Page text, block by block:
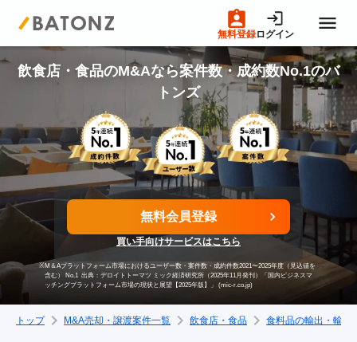
無料登録ログイン
トップページ
M&A案件一覧
売りたい方へ
買いたい方へ
成約事例
M&A専門家の方へ
飲食店・食品のM&Aなら案件数・成約数No.1のバ
トンズ
無料会員登録
買い手向けサービスはこちら
※M＆Aプラットフォーム市場におけるユーザー数・案件数・成約件数2021〜2025年度（見込値を
含む） No.1 出典：デロイトトーマツ ミック経済研究所（2025年11月発刊）「国内ビジネスマ
ッチングプラットフォーム市場の現状と展望【2025年版】」 (mic-r.co.jp)
トップ M&A売却・譲渡案件一覧 飲食店・食品 食料品の輸出・輸入